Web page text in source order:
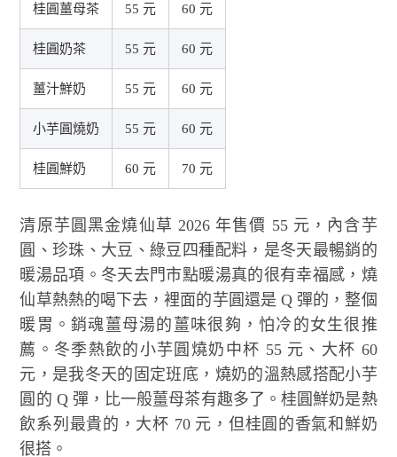
桂圓薑母茶 55 元 60 元
桂圓奶茶 55 元 60 元
薑汁鮮奶 55 元 60 元
小芋圓燒奶 55 元 60 元
桂圓鮮奶 60 元 70 元
清原芋圓黑金燒仙草 2026 年售價 55 元，內含芋
圓、珍珠、大豆、綠豆四種配料，是冬天最暢銷的
暖湯品項。冬天去門市點暖湯真的很有幸福感，燒
仙草熱熱的喝下去，裡面的芋圓還是 Q 彈的，整個
暖胃。銷魂薑母湯的薑味很夠，怕冷的女生很推
薦。冬季熱飲的小芋圓燒奶中杯 55 元、大杯 60
元，是我冬天的固定班底，燒奶的溫熱感搭配小芋
圓的 Q 彈，比一般薑母茶有趣多了。桂圓鮮奶是熱
飲系列最貴的，大杯 70 元，但桂圓的香氣和鮮奶
很搭。